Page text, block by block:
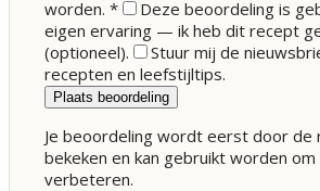
worden. *
Deze beoordeling is
eigen ervaring — ik heb dit recept
(optioneel).
Stuur mij de
recepten en leefstijltips.
Plaats beoordeling
Je beoordeling wordt eerst door de
bekeken en kan gebruikt worden
verbeteren.